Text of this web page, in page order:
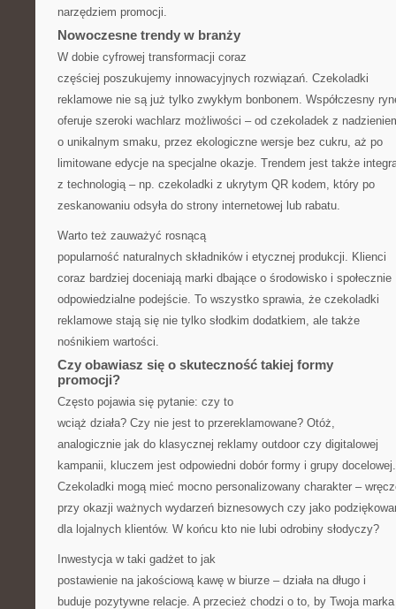
narzędziem promocji.
Nowoczesne trendy w branży
W dobie cyfrowej transformacji coraz
częściej poszukujemy innowacyjnych rozwiązań. Czekoladki
reklamowe nie są już tylko zwykłym bonbonem. Współczesny
oferuje szeroki wachlarz możliwości – od czekoladek z
o unikalnym smaku, przez ekologiczne wersje bez cukru, aż po
limitowane edycje na specjalne okazje. Trendem jest także
z technologią – np. czekoladki z ukrytym QR kodem, który po
zeskanowaniu odsyła do strony internetowej lub rabatu.
Warto też zauważyć rosnącą
popularność naturalnych składników i etycznej produkcji. Klienci
coraz bardziej doceniają marki dbające o środowisko i społecznie
odpowiedzialne podejście. To wszystko sprawia, że czekoladki
reklamowe stają się nie tylko słodkim dodatkiem, ale także
nośnikiem wartości.
Czy obawiasz się o skuteczność takiej formy
promocji?
Często pojawia się pytanie: czy to
wciąż działa? Czy nie jest to przereklamowane? Otóż,
analogicznie jak do klasycznej reklamy outdoor czy digitalowej
kampanii, kluczem jest odpowiedni dobór formy i grupy docelowej.
Czekoladki mogą mieć mocno personalizowany charakter –
przy okazji ważnych wydarzeń biznesowych czy jako
dla lojalnych klientów. W końcu kto nie lubi odrobiny słodyczy?
Inwestycja w taki gadżet to jak
postawienie na jakościową kawę w biurze – działa na długo i
buduje pozytywne relacje. A przecież chodzi o to, by Twoja marka